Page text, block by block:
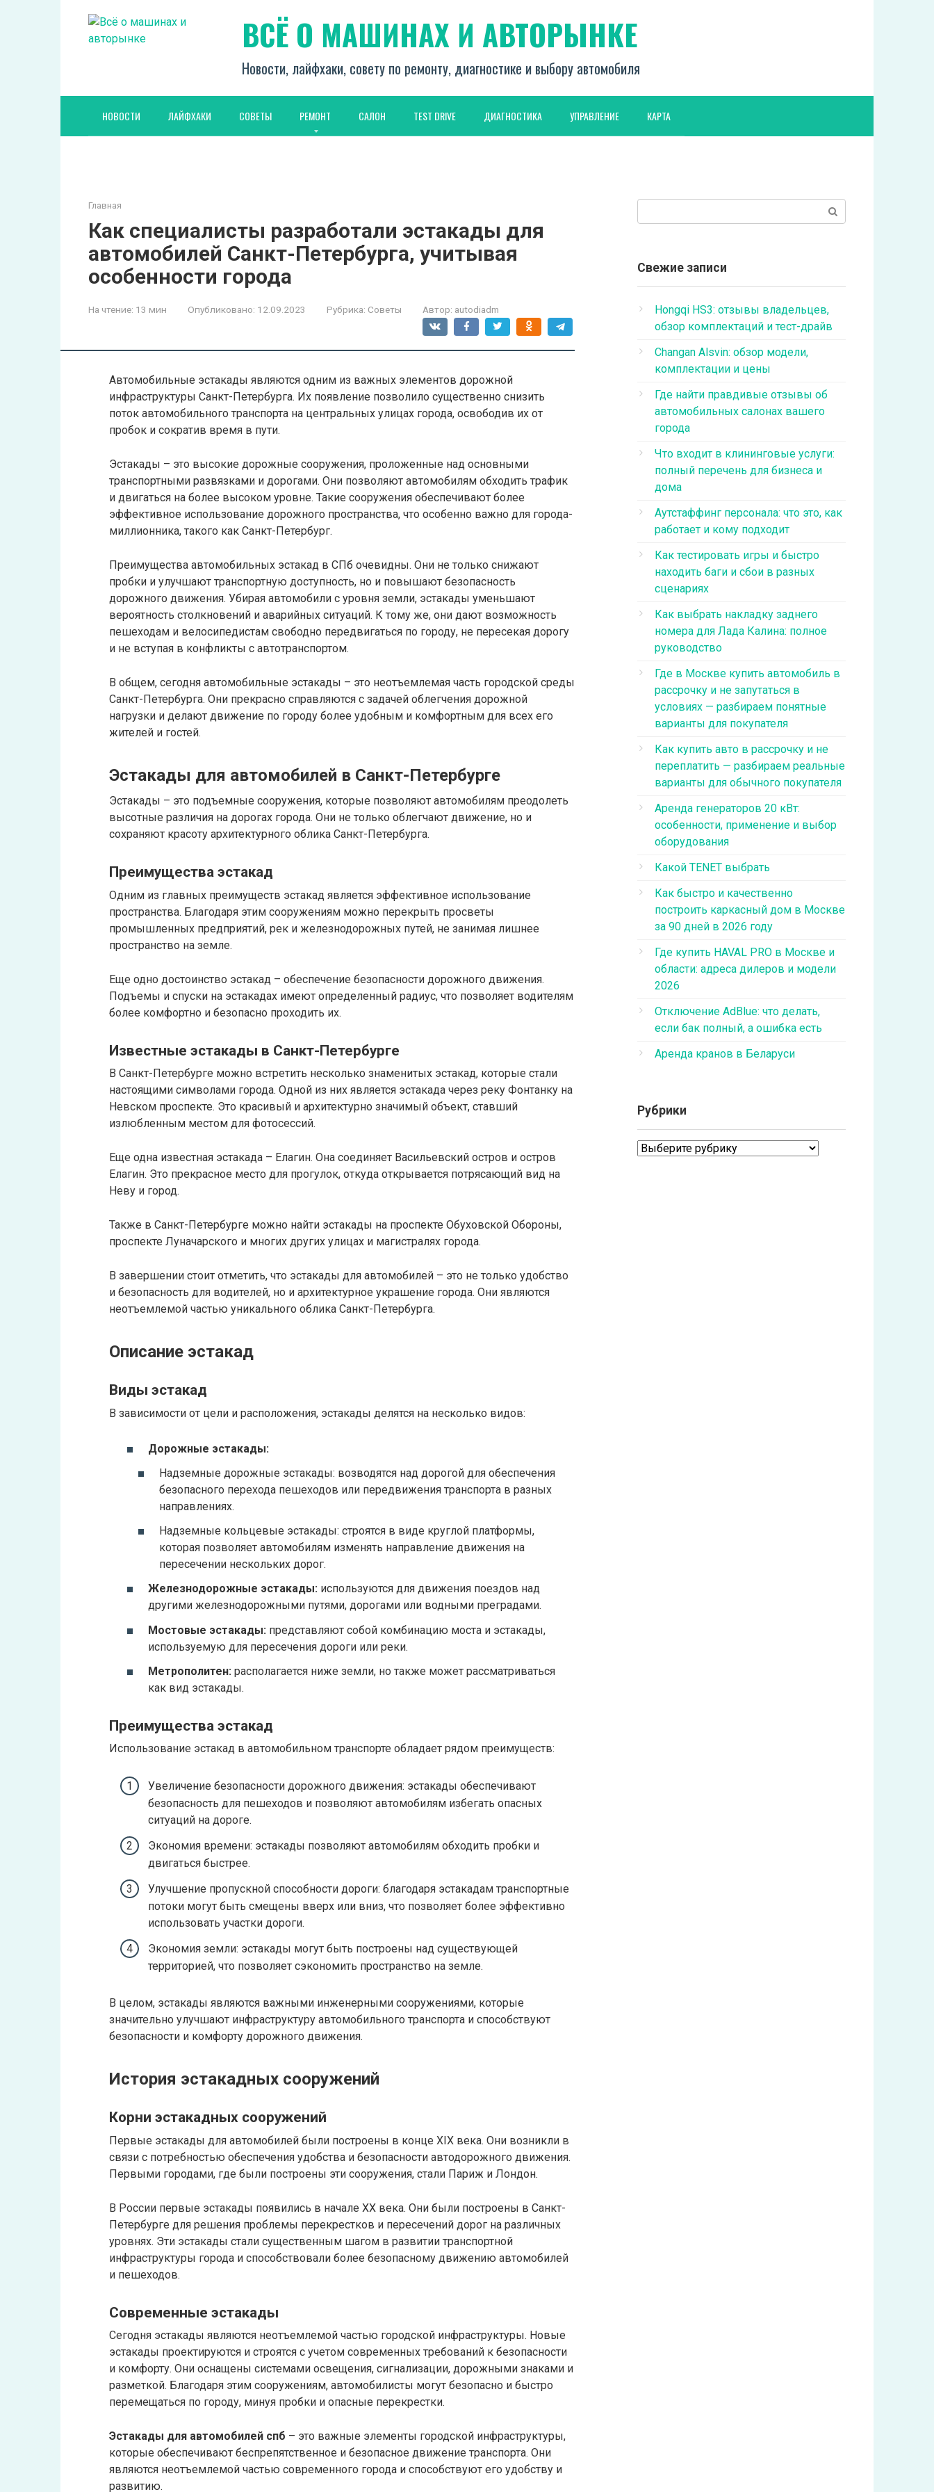
ВСЁ О МАШИНАХ И АВТОРЫНКЕ
Новости, лайфхаки, совету по ремонту, диагностике и выбору автомобиля
НОВОСТИ ЛАЙФХАКИ СОВЕТЫ РЕМОНТ САЛОН TEST DRIVE ДИАГНОСТИКА УПРАВЛЕНИЕ КАРТА
Главная
Как специалисты разработали эстакады для
автомобилей Санкт-Петербурга, учитывая
особенности города
На чтение: 13 мин Опубликовано: 12.09.2023 Рубрика: Советы Автор: autodiadm
Автомобильные эстакады являются одним из важных элементов дорожной
инфраструктуры Санкт-Петербурга. Их появление позволило существенно снизить
поток автомобильного транспорта на центральных улицах города, освободив их от
пробок и сократив время в пути.
Эстакады – это высокие дорожные сооружения, проложенные над основными
транспортными развязками и дорогами. Они позволяют автомобилям обходить трафик
и двигаться на более высоком уровне. Такие сооружения обеспечивают более
эффективное использование дорожного пространства, что особенно важно для города-
миллионника, такого как Санкт-Петербург.
Преимущества автомобильных эстакад в СПб очевидны. Они не только снижают
пробки и улучшают транспортную доступность, но и повышают безопасность
дорожного движения. Убирая автомобили с уровня земли, эстакады уменьшают
вероятность столкновений и аварийных ситуаций. К тому же, они дают возможность
пешеходам и велосипедистам свободно передвигаться по городу, не пересекая дорогу
и не вступая в конфликты с автотранспортом.
В общем, сегодня автомобильные эстакады – это неотъемлемая часть городской среды
Санкт-Петербурга. Они прекрасно справляются с задачей облегчения дорожной
нагрузки и делают движение по городу более удобным и комфортным для всех его
жителей и гостей.
Эстакады для автомобилей в Санкт-Петербурге
Эстакады – это подъемные сооружения, которые позволяют автомобилям преодолеть
высотные различия на дорогах города. Они не только облегчают движение, но и
сохраняют красоту архитектурного облика Санкт-Петербурга.
Преимущества эстакад
Одним из главных преимуществ эстакад является эффективное использование
пространства. Благодаря этим сооружениям можно перекрыть просветы
промышленных предприятий, рек и железнодорожных путей, не занимая лишнее
пространство на земле.
Еще одно достоинство эстакад – обеспечение безопасности дорожного движения.
Подъемы и спуски на эстакадах имеют определенный радиус, что позволяет водителям
более комфортно и безопасно проходить их.
Известные эстакады в Санкт-Петербурге
В Санкт-Петербурге можно встретить несколько знаменитых эстакад, которые стали
настоящими символами города. Одной из них является эстакада через реку Фонтанку на
Невском проспекте. Это красивый и архитектурно значимый объект, ставший
излюбленным местом для фотосессий.
Еще одна известная эстакада – Елагин. Она соединяет Васильевский остров и остров
Елагин. Это прекрасное место для прогулок, откуда открывается потрясающий вид на
Неву и город.
Также в Санкт-Петербурге можно найти эстакады на проспекте Обуховской Обороны,
проспекте Луначарского и многих других улицах и магистралях города.
В завершении стоит отметить, что эстакады для автомобилей – это не только удобство
и безопасность для водителей, но и архитектурное украшение города. Они являются
неотъемлемой частью уникального облика Санкт-Петербурга.
Описание эстакад
Виды эстакад
В зависимости от цели и расположения, эстакады делятся на несколько видов:
Дорожные эстакады:
Надземные дорожные эстакады: возводятся над дорогой для обеспечения
безопасного перехода пешеходов или передвижения транспорта в разных
направлениях.
Надземные кольцевые эстакады: строятся в виде круглой платформы,
которая позволяет автомобилям изменять направление движения на
пересечении нескольких дорог.
Железнодорожные эстакады: используются для движения поездов над
другими железнодорожными путями, дорогами или водными преградами.
Мостовые эстакады: представляют собой комбинацию моста и эстакады,
используемую для пересечения дороги или реки.
Метрополитен: располагается ниже земли, но также может рассматриваться
как вид эстакады.
Преимущества эстакад
Использование эстакад в автомобильном транспорте обладает рядом преимуществ:
Увеличение безопасности дорожного движения: эстакады обеспечивают
безопасность для пешеходов и позволяют автомобилям избегать опасных
ситуаций на дороге.
Экономия времени: эстакады позволяют автомобилям обходить пробки и
двигаться быстрее.
Улучшение пропускной способности дороги: благодаря эстакадам транспортные
потоки могут быть смещены вверх или вниз, что позволяет более эффективно
использовать участки дороги.
Экономия земли: эстакады могут быть построены над существующей
территорией, что позволяет сэкономить пространство на земле.
В целом, эстакады являются важными инженерными сооружениями, которые
значительно улучшают инфраструктуру автомобильного транспорта и способствуют
безопасности и комфорту дорожного движения.
История эстакадных сооружений
Корни эстакадных сооружений
Первые эстакады для автомобилей были построены в конце XIX века. Они возникли в
связи с потребностью обеспечения удобства и безопасности автодорожного движения.
Первыми городами, где были построены эти сооружения, стали Париж и Лондон.
В России первые эстакады появились в начале XX века. Они были построены в Санкт-
Петербурге для решения проблемы перекрестков и пересечений дорог на различных
уровнях. Эти эстакады стали существенным шагом в развитии транспортной
инфраструктуры города и способствовали более безопасному движению автомобилей
и пешеходов.
Современные эстакады
Сегодня эстакады являются неотъемлемой частью городской инфраструктуры. Новые
эстакады проектируются и строятся с учетом современных требований к безопасности
и комфорту. Они оснащены системами освещения, сигнализации, дорожными знаками и
разметкой. Благодаря этим сооружениям, автомобилисты могут безопасно и быстро
перемещаться по городу, минуя пробки и опасные перекрестки.
Эстакады для автомобилей спб – это важные элементы городской инфраструктуры,
которые обеспечивают беспрепятственное и безопасное движение транспорта. Они
являются неотъемлемой частью современного города и способствуют его удобству и
развитию.
Свежие записи
Hongqi HS3: отзывы владельцев,
обзор комплектаций и тест-драйв
Changan Alsvin: обзор модели,
комплектации и цены
Где найти правдивые отзывы об
автомобильных салонах вашего
города
Что входит в клининговые услуги:
полный перечень для бизнеса и
дома
Аутстаффинг персонала: что это, как
работает и кому подходит
Как тестировать игры и быстро
находить баги и сбои в разных
сценариях
Как выбрать накладку заднего
номера для Лада Калина: полное
руководство
Где в Москве купить автомобиль в
рассрочку и не запутаться в
условиях — разбираем понятные
варианты для покупателя
Как купить авто в рассрочку и не
переплатить — разбираем реальные
варианты для обычного покупателя
Аренда генераторов 20 кВт:
особенности, применение и выбор
оборудования
Какой TENET выбрать
Как быстро и качественно
построить каркасный дом в Москве
за 90 дней в 2026 году
Где купить HAVAL PRO в Москве и
области: адреса дилеров и модели
2026
Отключение AdBlue: что делать,
если бак полный, а ошибка есть
Аренда кранов в Беларуси
Рубрики
Рубрики